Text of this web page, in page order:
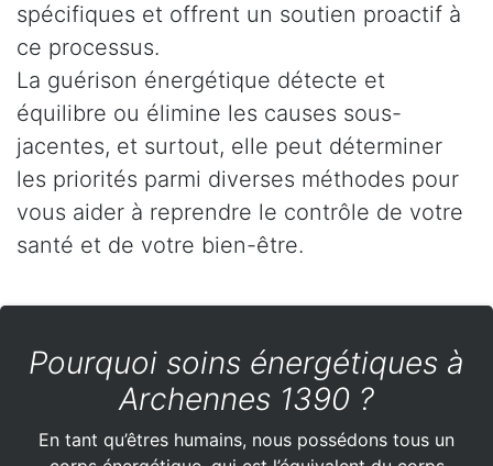
spécifiques et offrent un soutien proactif à
ce processus.
La guérison énergétique détecte et
équilibre ou élimine les causes sous-
jacentes, et surtout, elle peut déterminer
les priorités parmi diverses méthodes pour
vous aider à reprendre le contrôle de votre
santé et de votre bien-être.
Pourquoi soins énergétiques à
Archennes 1390 ?
En tant qu’êtres humains, nous possédons tous un